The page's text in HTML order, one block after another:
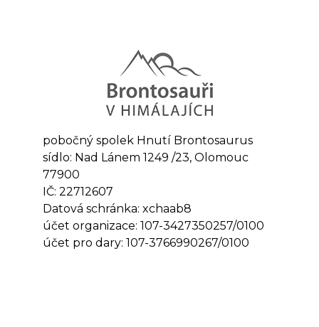
pobočný spolek Hnutí Brontosaurus
sídlo: Nad Lánem 1249 /23, Olomouc
77900
IČ: 22712607
Datová schránka: xchaab8
účet organizace: 107-3427350257/0100
účet pro dary: 107-3766990267/0100